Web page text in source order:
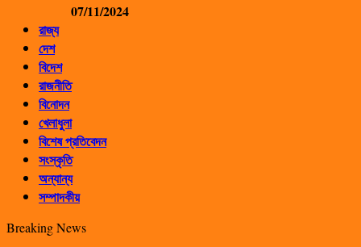
07/11/2024
রাজ্য
দেশ
বিদেশ
রাজনীতি
বিনোদন
খেলাধুলা
বিশেষ প্রতিবেদন
সংস্কৃতি
অন্যান্য
সম্পাদকীয়
Breaking News